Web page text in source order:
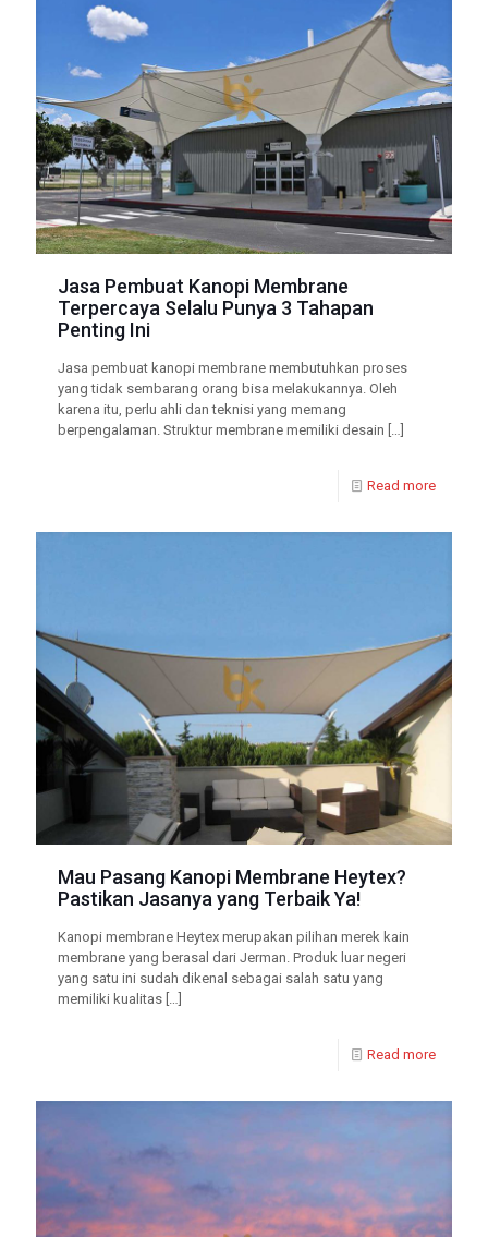
Jasa Pembuat Kanopi Membrane
Terpercaya Selalu Punya 3 Tahapan
Penting Ini
Jasa pembuat kanopi membrane membutuhkan proses
yang tidak sembarang orang bisa melakukannya. Oleh
karena itu, perlu ahli dan teknisi yang memang
berpengalaman. Struktur membrane memiliki desain […]
Read more
Mau Pasang Kanopi Membrane Heytex?
Pastikan Jasanya yang Terbaik Ya!
Kanopi membrane Heytex merupakan pilihan merek kain
membrane yang berasal dari Jerman. Produk luar negeri
yang satu ini sudah dikenal sebagai salah satu yang
memiliki kualitas […]
Read more